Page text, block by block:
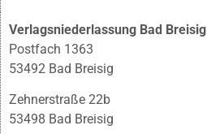
Verlagsniederlassung Bad Breisig
Postfach 1363
53492 Bad Breisig
Zehnerstraße 22b
53498 Bad Breisig